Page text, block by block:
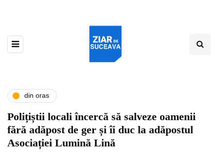
din oras
Polițiștii locali încercă să salveze oamenii
fără adăpost de ger și îi duc la adăpostul
Asociației Lumină Lină